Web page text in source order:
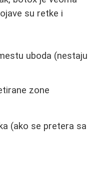
su retke i
uboda (nestaju
zone
(ako se pretera sa